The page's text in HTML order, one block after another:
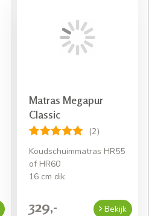
Matras Megapur
Classic
(2)
Koudschuimmatras HR55
of HR60
16 cm dik
329,- Bekijk